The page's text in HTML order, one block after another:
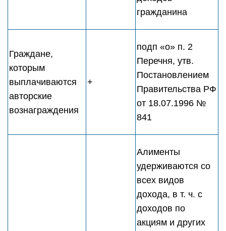
гражданина
Граждане,
которым
выплачиваются
авторские
вознаграждения
+
подп «о» п. 2
Перечня, утв.
Постановлением
Правительства РФ
от 18.07.1996 №
841
Алименты
удерживаются со
всех видов
дохода, в т. ч. с
доходов по
акциям и других